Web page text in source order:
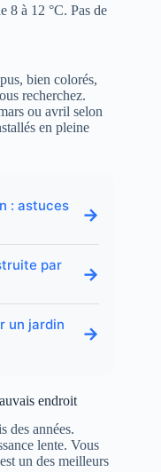
8 à 12 °C. Pas de
bien colorés,
recherchez.
ou avril selon
en pleine
: astuces
→
par
→
un jardin
→
endroit
des années.
lente. Vous
un des meilleurs